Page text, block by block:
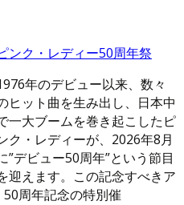
ンク・レディー50周年祭
年のデビュー以来、数々
ヒット曲を生み出し、日本中
一大ブームを巻き起こしたピ
ク・レディーが、2026年8月
”デビュー50周年”という節目
迎えます。この記念すべきア
周年記念の特別催